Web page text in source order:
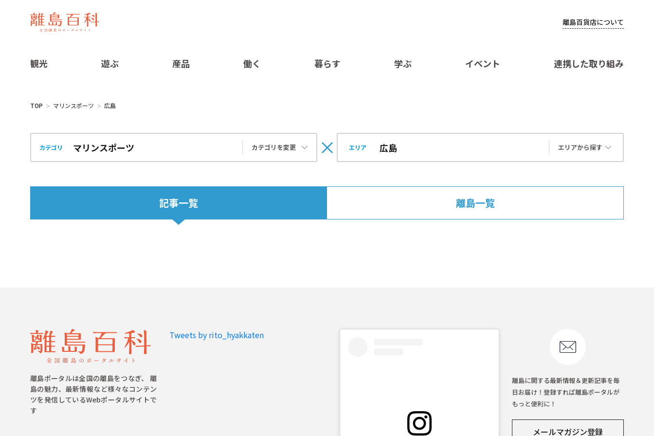
離島百貨店について
観光 遊ぶ 産品 働く 暮らす 学ぶ イベント 連携した取り組み
TOP マリンスポーツ 広島
カテゴリ カテゴリを変更 エリア エリアから探す
記事一覧 離島一覧
離島ポータルは全国の離島をつなぎ、 離
島の魅力、最新情報など様々なコンテン
ツを発信しているWebポータルサイトで
す
Tweets by rito_hyakkaten
離島に関する最新情報＆更新記事を毎
日お届け！登録すれば離島ポータルが
もっと便利に！
メールマガジン登録